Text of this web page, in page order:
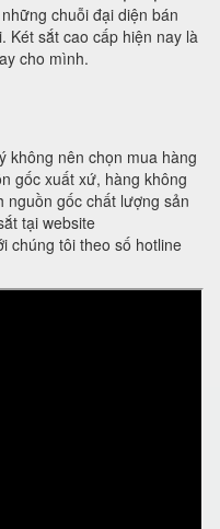
chuỗi đại diện bán
Két sắt cao cấp hiện nay là
cho mình.
không nên chọn mua hàng
gốc xuất xứ, hàng không
nguồn gốc chất lượng sản
tại website
chúng tôi theo số hotline